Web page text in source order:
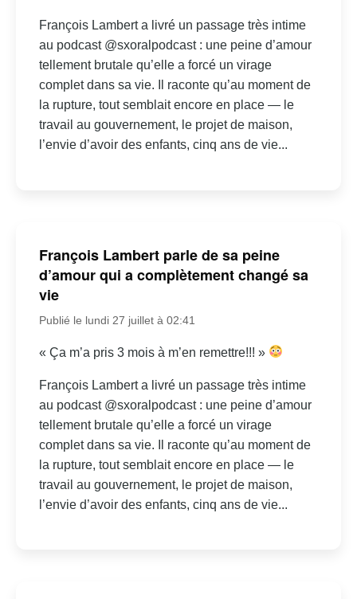
François Lambert a livré un passage très intime
au podcast @sxoralpodcast : une peine d’amour
tellement brutale qu’elle a forcé un virage
complet dans sa vie. Il raconte qu’au moment de
la rupture, tout semblait encore en place — le
travail au gouvernement, le projet de maison,
l’envie d’avoir des enfants, cinq ans de vie...
François Lambert parle de sa peine
d’amour qui a complètement changé sa
vie
Publié le lundi 27 juillet à 02:41
« Ça m’a pris 3 mois à m’en remettre!!! »
François Lambert a livré un passage très intime
au podcast @sxoralpodcast : une peine d’amour
tellement brutale qu’elle a forcé un virage
complet dans sa vie. Il raconte qu’au moment de
la rupture, tout semblait encore en place — le
travail au gouvernement, le projet de maison,
l’envie d’avoir des enfants, cinq ans de vie...